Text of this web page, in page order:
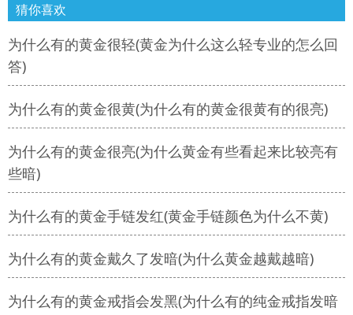
猜你喜欢
为什么有的黄金很轻(黄金为什么这么轻专业的怎么回
答)
为什么有的黄金很黄(为什么有的黄金很黄有的很亮)
为什么有的黄金很亮(为什么黄金有些看起来比较亮有
些暗)
为什么有的黄金手链发红(黄金手链颜色为什么不黄)
为什么有的黄金戴久了发暗(为什么黄金越戴越暗)
为什么有的黄金戒指会发黑(为什么有的纯金戒指发暗